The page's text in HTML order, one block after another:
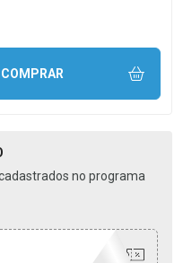
UMA UNIDADE
COMPRAR
no programa